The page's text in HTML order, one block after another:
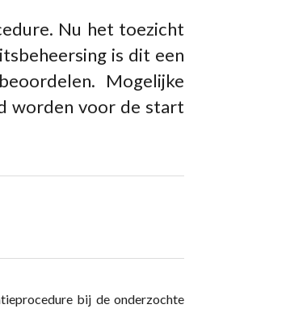
Nu het toezicht
is dit een
Mogelijke
worden voor de start
bij de onderzochte